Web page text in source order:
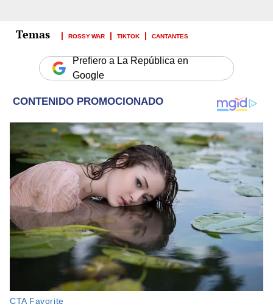
ROSSY WAR TIKTOK CANTANTES
Prefiero a La República en
Google